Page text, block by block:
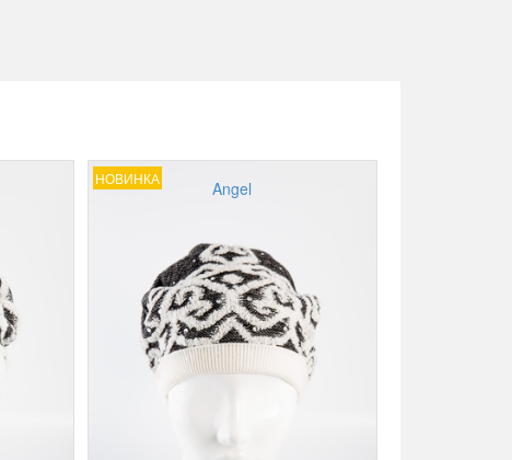
НОВИНКА Angel